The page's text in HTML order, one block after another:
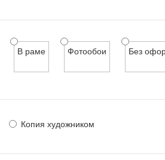
В раме Фотообои Без
Копия художником